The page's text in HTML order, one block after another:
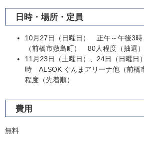
日時・場所・定員
10月27日（日曜日） 正午～午後3
（前橋市敷島町） 80人程度（抽選）
11月23日（土曜日）、24日（日曜
時 ALSOK ぐんまアリーナ他（前
程度（先着順）
費用
無料